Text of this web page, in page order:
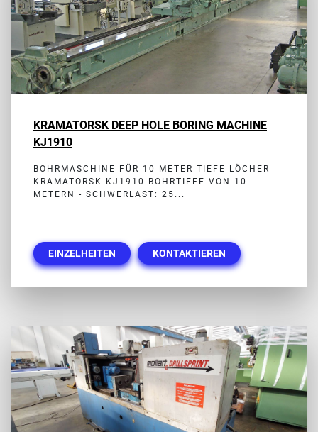
KRAMATORSK DEEP HOLE BORING MACHINE
KJ1910
BOHRMASCHINE FÜR 10 METER TIEFE LÖCHER
KRAMATORSK KJ1910 BOHRTIEFE VON 10
METERN - SCHWERLAST: 25...
EINZELHEITEN KONTAKTIEREN